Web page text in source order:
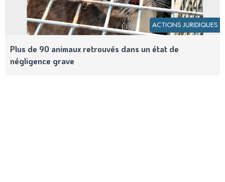
ACTIONS JURIDIQUES
Plus de 90 animaux retrouvés dans un état de
négligence grave